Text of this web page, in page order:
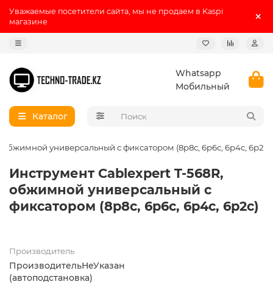
Уважаемые посетители сайта, мы не продаем в Kaspi
магазине
Whatsapp
Мобильный
Каталог
универсальный с фиксатором (8p8c, 6p6c, 6p4c, 6p2c)
Инструмент Cablexpert T-568R,
обжимной универсальный с
фиксатором (8p8c, 6p6c, 6p4c, 6p2c)
Производитель
ПроизводительНеУказан
(автоподстановка)